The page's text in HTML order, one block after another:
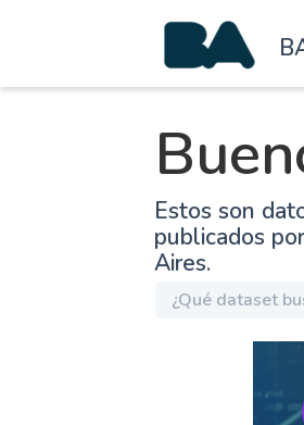
Estos son
publicados
Aires.